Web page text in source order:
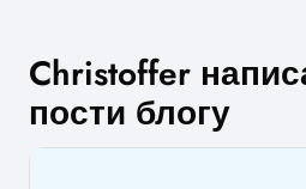
Christoffer
пости блогу